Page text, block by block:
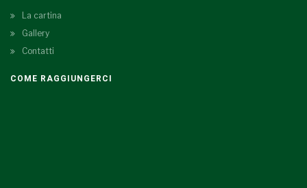
La cartina
Gallery
Contatti
COME RAGGIUNGERCI